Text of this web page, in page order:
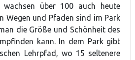
wachsen über 100 auch heute
Wegen und Pfaden sind im Park
die Größe und Schönheit des
kann. In dem Park gibt
Lehrpfad, wo 15 seltenere